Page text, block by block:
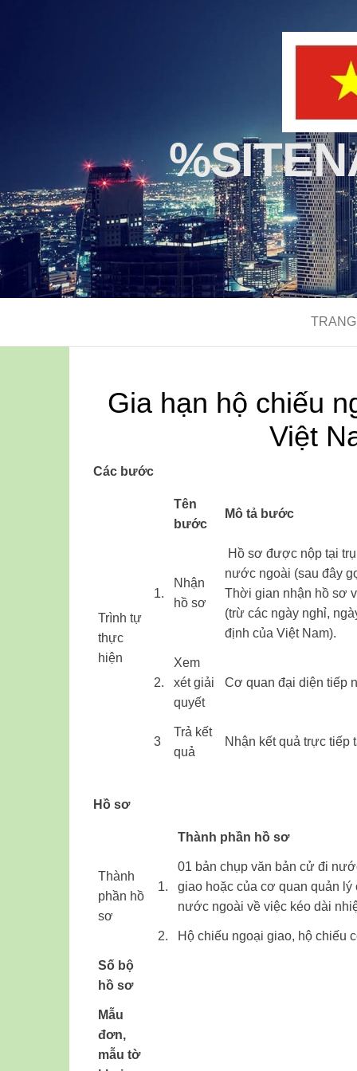
Gia hạn hộ chiếu
Việt
Các bước
Trình tự
thực
hiện ​ ​ ​ ​
​Tên
bước
Mô tả bước
​1.
​​Nhận
hồ sơ
Hồ sơ được nộp tại
nước ngoài (sau đây
Thời gian nhận hồ sơ
(trừ các ngày nghỉ,
định của Việt Nam).
​2.
​​Xem
xét giải
quyết
​Cơ quan đại diện tiếp
​3
​​Trả kết
quả
​​Nhận kết quả trực tiếp
Hồ sơ
Thành
phần hồ
sơ ​ ​ ​
​Thành phần hồ sơ
​1.
​​01 bản chụp văn bản cử đi
giao hoặc của cơ quan quản
nước ngoài về việc kéo dài
​2. Hộ chiếu ngoại giao, hộ chiếu
Số bộ
hồ sơ
Mẫu
đơn,
mẫu tờ